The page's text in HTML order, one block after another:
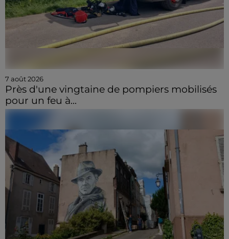
7 août 2026
Près d'une vingtaine de pompiers mobilisés
pour un feu à...